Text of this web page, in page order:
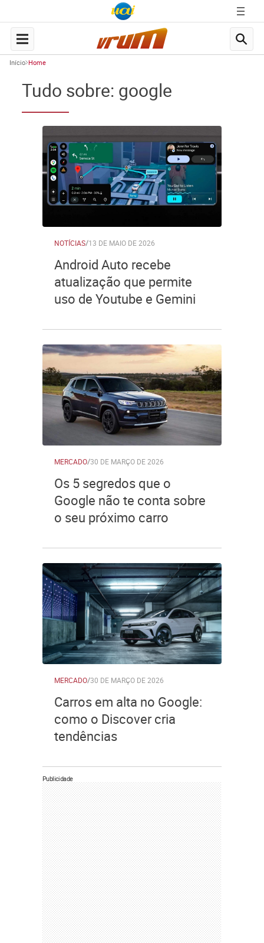
Início Home
Tudo sobre: google
NOTÍCIAS/13 DE MAIO DE 2026
Android Auto recebe
atualização que permite
uso de Youtube e Gemini
MERCADO/30 DE MARÇO DE 2026
Os 5 segredos que o
Google não te conta sobre
o seu próximo carro
MERCADO/30 DE MARÇO DE 2026
Carros em alta no Google:
como o Discover cria
tendências
Publicidade